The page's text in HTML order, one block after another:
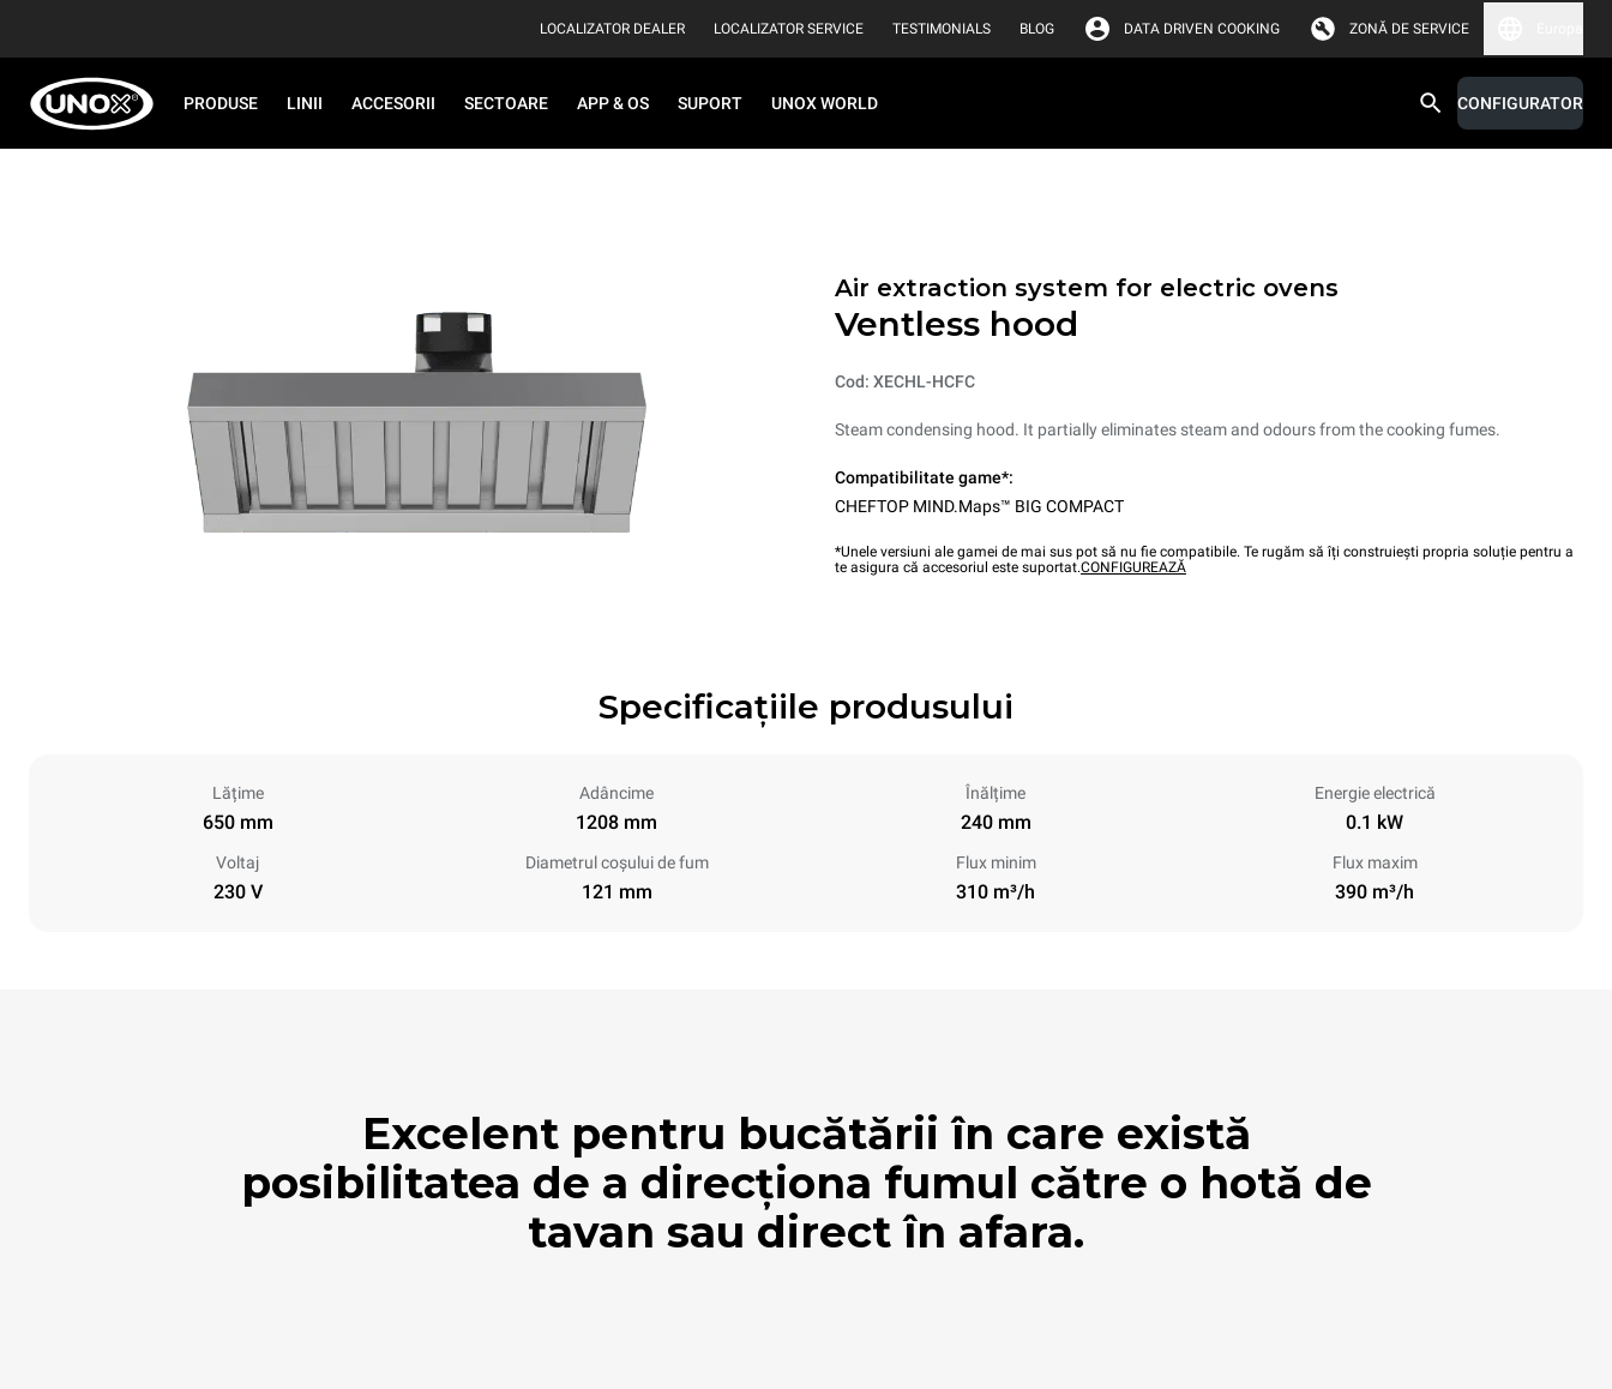
LOCALIZATOR DEALER LOCALIZATOR SERVICE TESTIMONIALS BLOG DATA DRIVEN COOKING ZONĂ DE SERVICE
PRODUSE LINII ACCESORII SECTOARE APP & OS SUPORT UNOX WORLD CONFIGURATOR
Air extraction system for electric ovens
Ventless hood
Cod: XECHL-HCFC
Steam condensing hood. It partially eliminates steam and odours from the cooking fumes.
Compatibilitate game*:
CHEFTOP MIND.Maps™ BIG COMPACT
*Unele versiuni ale gamei de mai sus pot să nu fie compatibile. Te rugăm să îți construiești propria soluție pentru a
te asigura că accesoriul este suportat.CONFIGUREAZĂ
Specificațiile produsului
Lățime
650 mm
Adâncime
1208 mm
Înălțime
240 mm
Energie electrică
0.1 kW
Voltaj
230 V
Diametrul coșului de fum
121 mm
Flux minim
310 m³/h
Flux maxim
390 m³/h
Excelent pentru bucătării în care există
posibilitatea de a direcționa fumul către o hotă de
tavan sau direct în afara.